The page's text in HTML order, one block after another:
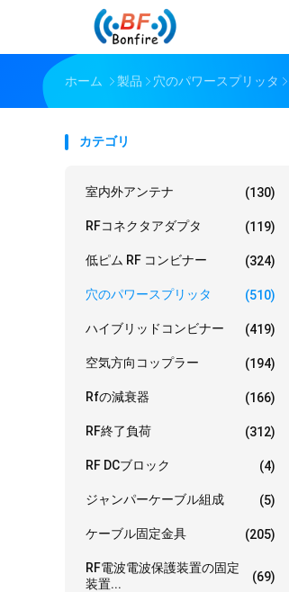
ホーム 製品 穴のパワースプリッタ
カテゴリ
室内外アンテナ (130)
RFコネクタアダプタ (119)
低ピム RF コンビナー (324)
穴のパワースプリッタ (510)
ハイブリッドコンビナー (419)
空気方向コップラー (194)
Rfの減衰器 (166)
RF終了負荷 (312)
RF DCブロック (4)
ジャンパーケーブル組成 (5)
ケーブル固定金具 (205)
RF電波電波保護装置の固定
装置...
(69)